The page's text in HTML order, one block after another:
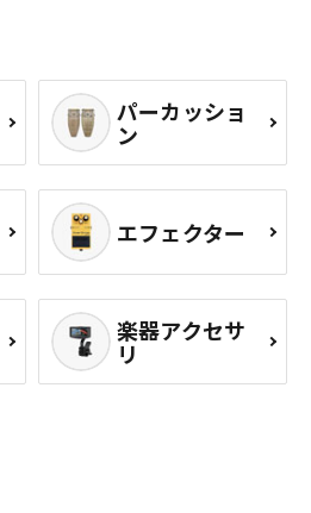
パーカッショ
ン
エフェクター
楽器アクセサ
リ